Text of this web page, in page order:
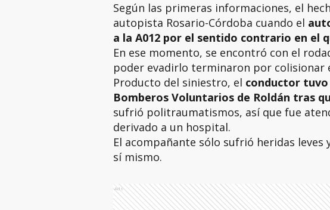
Según las primeras informaciones, el
autopista Rosario-Córdoba cuando el
a la A012 por el sentido contrario en el
En ese momento, se encontró con el
poder evadirlo terminaron por colisionar
Producto del siniestro, el conductor
Bomberos Voluntarios de Roldán tras
sufrió politraumatismos, así que fue
derivado a un hospital.
El acompañante sólo sufrió heridas
sí mismo.
Ads